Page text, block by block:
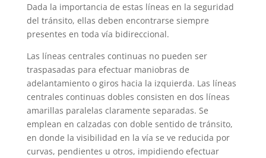
Dada la importancia de estas líneas en la seguridad
del tránsito, ellas deben encontrarse siempre
presentes en toda vía bidireccional.
Las líneas centrales continuas no pueden ser
traspasadas para efectuar maniobras de
adelantamiento o giros hacia la izquierda. Las líneas
centrales continuas dobles consisten en dos líneas
amarillas paralelas claramente separadas. Se
emplean en calzadas con doble sentido de tránsito,
en donde la visibilidad en la vía se ve reducida por
curvas, pendientes u otros, impidiendo efectuar